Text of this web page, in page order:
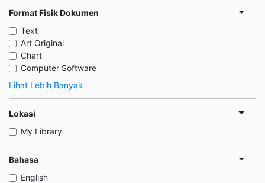
Format Fisik Dokumen
Text
Art Original
Chart
Computer Software
Lihat Lebih Banyak
Lokasi
My Library
Bahasa
English